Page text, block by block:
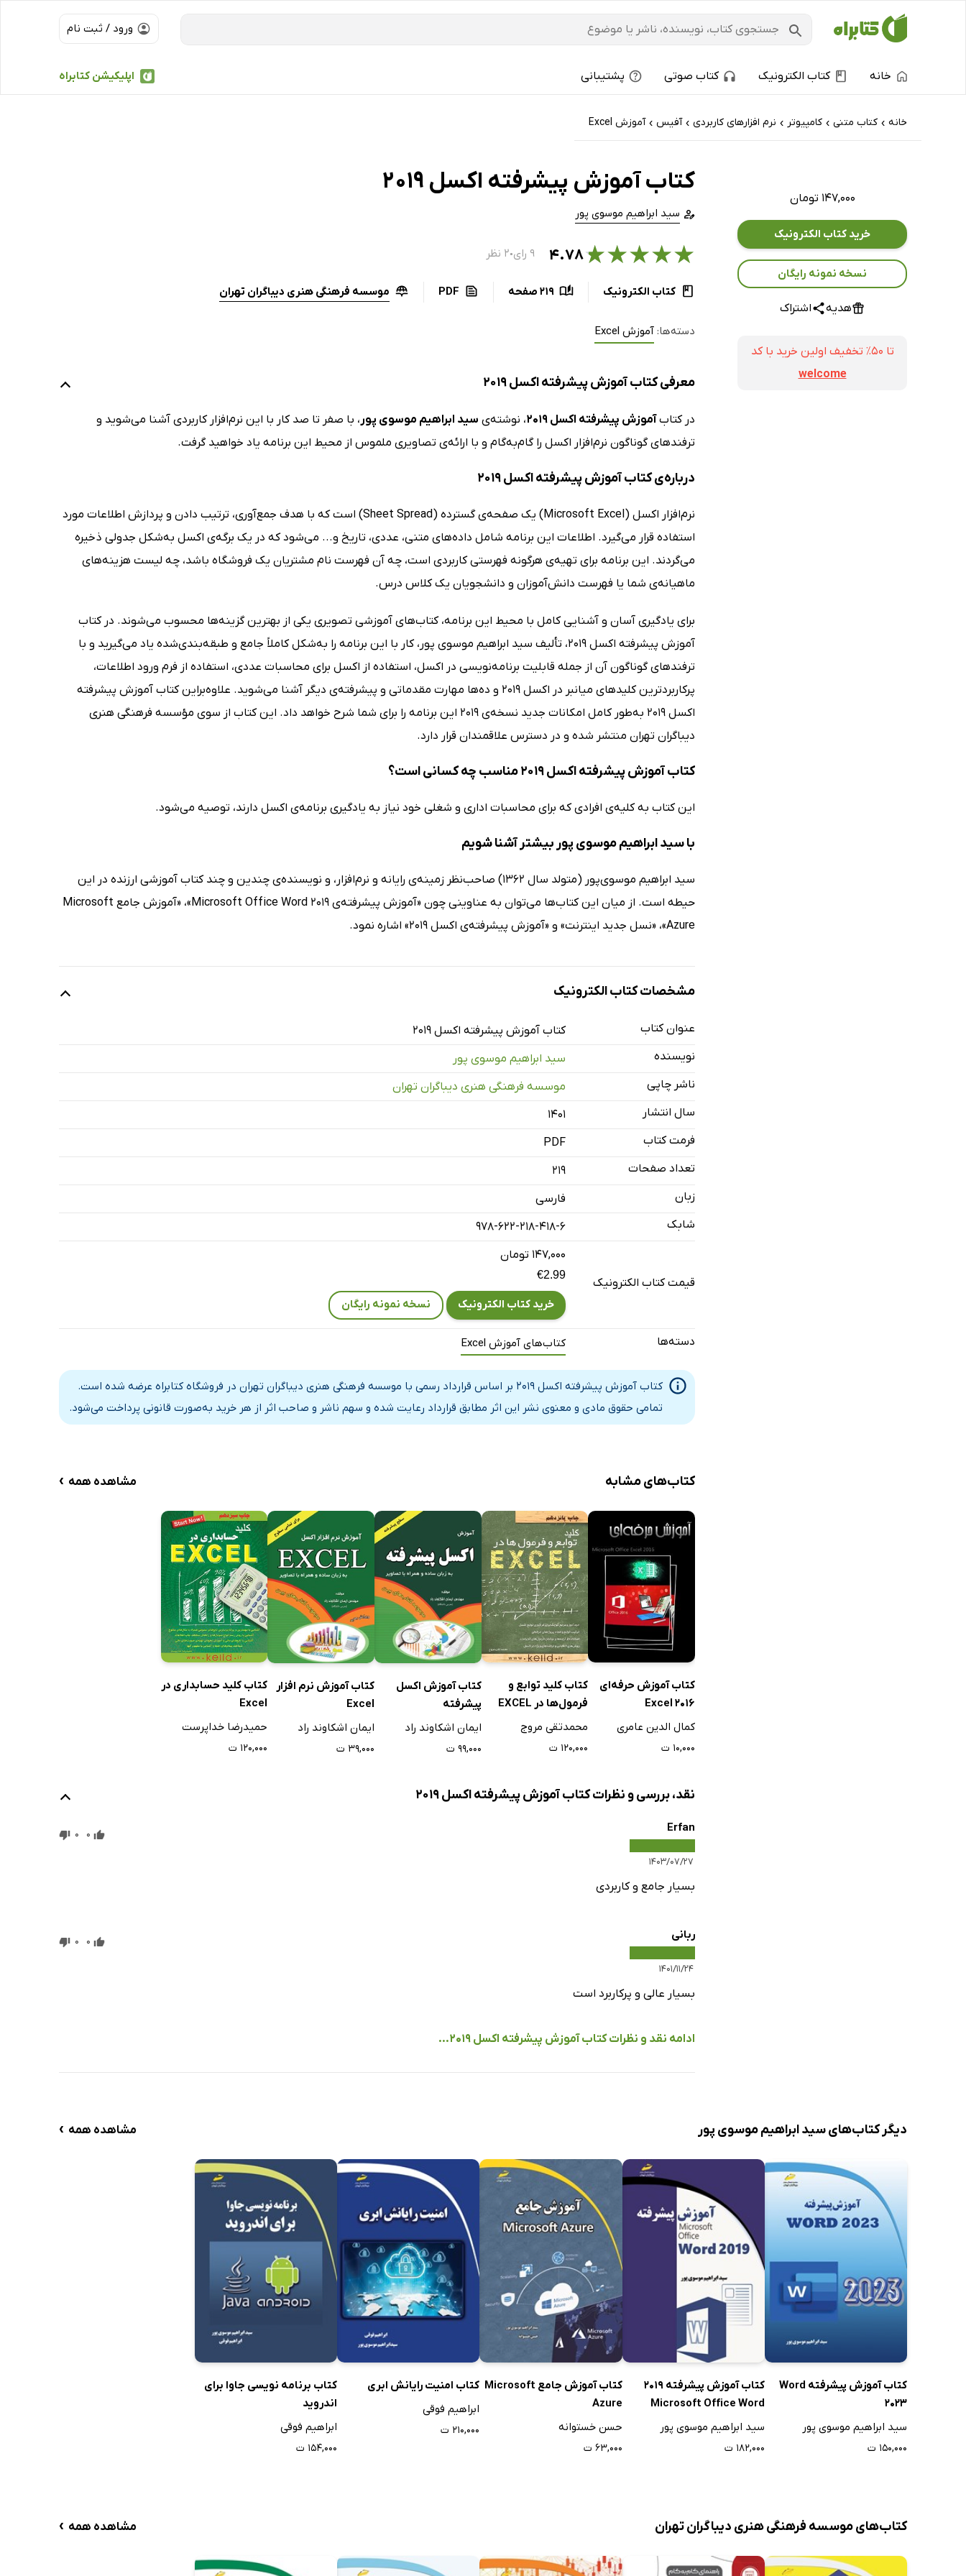
ورود / ثبت نام
اپلیکیشن کتابراه خانه کتاب الکترونیک کتاب صوتی پشتیبانی
خانه › کتاب‌ متنی › کامپیوتر › نرم افزارهای کاربردی › آفیس › آموزش Excel
۱۴۷,۰۰۰ تومان
خرید کتاب الکترونیک
نسخه نمونه رایگان
هدیه اشتراک
تا ۵۰٪ تخفیف اولین خرید با کد
welcome
کتاب آموزش پیشرفته اکسل 2019
سید ابراهیم موسوی پور
★
★
★
★
★۴.۷۸ ۹ رای ● ۲ نظر
کتاب الکترونیک 219 صفحه PDF موسسه فرهنگی هنری دیباگران تهران
دسته‌ها: آموزش Excel
معرفی کتاب آموزش پیشرفته اکسل 2019
در کتابآموزش پیشرفته اکسل 2019 ، نوشته‌ی سید ابراهیم موسوی پور، با صفر تا صد کار با این نرم‌افزار کاربردی آشنا می‌شوید و
ترفندهای گوناگون نرم‌افزار اکسل را گام‌به‌گام و با ارائه‌ی تصاویری ملموس از محیط این برنامه یاد خواهید گرفت.
درباره‌ی کتاب آموزش پیشرفته اکسل 2019
نرم‌افزار اکسل (Microsoft Excel) یک صفحه‌ی گسترده (Sheet Spread) است که با هدف جمع‌آوری، ترتیب دادن و پردازش اطلاعات مورد
استفاده قرار می‌گیرد. اطلاعات این برنامه شامل داده‌های متنی، عددی، تاریخ و... می‌شود که در یک برگه‌ی اکسل به‌شکل جدولی ذخیره
می‌گردند. این برنامه برای تهیه‌ی هرگونه فهرستی کاربردی است، چه آن فهرست نام مشتریان یک فروشگاه باشد، چه لیست هزینه‌های
ماهیانه‌ی شما یا فهرست دانش‌آموزان و دانشجویان یک کلاس درس.
برای یادگیری آسان و آشنایی کامل با محیط این برنامه، کتاب‌های آموزشی تصویری یکی از بهترین گزینه‌ها محسوب می‌شوند. در کتاب
آموزش پیشرفته اکسل 2019، تألیف سید ابراهیم موسوی پور، کار با این برنامه را به‌شکل کاملاً جامع و طبقه‌بندی‌شده یاد می‌گیرید و با
ترفندهای گوناگون آن از جمله قابلیت برنامه‌نویسی در اکسل، استفاده از اکسل برای محاسبات عددی، استفاده از فرم ورود اطلاعات،
پرکاربردترین کلیدهای میانبر در اکسل 2019 و ده‌ها مهارت مقدماتی و پیشرفته‌ی دیگر آشنا می‌شوید. علاوه‌براین کتاب آموزش پیشرفته
اکسل 2019 به‌طور کامل امکانات جدید نسخه‌ی 2019 این برنامه را برای شما شرح خواهد داد. این کتاب از سوی مؤسسه فرهنگی هنری
دیباگران تهران منتشر شده و در دسترس علاقمندان قرار دارد.
کتاب آموزش پیشرفته اکسل 2019 مناسب چه کسانی است؟
این کتاب به کلیه‌ی افرادی که برای محاسبات اداری و شغلی خود نیاز به یادگیری برنامه‌ی اکسل دارند، توصیه می‌شود.
با سید ابراهیم موسوی پور بیشتر آشنا شویم
سید ابراهیم موسوی‌پور (متولد سال 1362) صاحب‌نظر زمینه‌ی رایانه و نرم‌افزار، و نویسنده‌ی چندین و چند کتاب آموزشی ارزنده در این
حیطه است. از میان این کتاب‌ها می‌توان به عناوینی چون «آموزش پیشرفته‌ی 2019 Microsoft Office Word»، «آموزش جامع Microsoft
Azure»، «نسل جدید اینترنت» و «آموزش پیشرفته‌ی اکسل 2019» اشاره نمود.
مشخصات کتاب الکترونیک
عنوان کتاب
کتاب آموزش پیشرفته اکسل 2019
نویسنده
سید ابراهیم موسوی پور
ناشر چاپی
موسسه فرهنگی هنری دیباگران تهران
سال انتشار
۱۴۰۱
فرمت کتاب
PDF
تعداد صفحات
219
زبان
فارسی
شابک
978-622-218-418-6
قیمت کتاب الکترونیک
۱۴۷,۰۰۰ تومان
€2.99
خرید کتاب الکترونیک نسخه نمونه رایگان
دسته‌ها کتاب‌های آموزش Excel
کتاب آموزش پیشرفته اکسل 2019 بر اساس قرارداد رسمی با موسسه فرهنگی هنری دیباگران تهران در فروشگاه کتابراه عرضه شده است.
تمامی حقوق مادی و معنوی نشر این اثر مطابق قرارداد رعایت شده و سهم ناشر و صاحب اثر از هر خرید به‌صورت قانونی پرداخت می‌شود.
کتاب‌های مشابه مشاهده همه ›
کتاب آموزش حرفه‌ای
Excel 2016
کمال الدین عامری
۱۰,۰۰۰ ت
کتاب کلید توابع و
فرمول‌ها در EXCEL
محمدتقی مروج
۱۲۰,۰۰۰ ت
کتاب آموزش اکسل
پیشرفته
ایمان اشکاوند راد
۹۹,۰۰۰ ت
کتاب آموزش نرم افزار
Excel
ایمان اشکاوند راد
۳۹,۰۰۰ ت
کتاب کلید حسابداری در
Excel
حمیدرضا خداپرست
۱۲۰,۰۰۰ ت
نقد، بررسی و نظرات کتاب آموزش پیشرفته اکسل 2019
Erfan
۱۴۰۳/۰۷/۲۷
0
0
بسیار جامع و کاربردی
ربانی
۱۴۰۱/۱۱/۲۴
0
0
بسیار عالی و پرکاربرد است
ادامه نقد و نظرات کتاب آموزش پیشرفته اکسل 2019...
دیگر کتاب‌های سید ابراهیم موسوی پور مشاهده همه ›
کتاب آموزش پیشرفته Word
2023
سید ابراهیم موسوی پور
۱۵۰,۰۰۰ ت
کتاب آموزش پیشرفته 2019
Microsoft Office Word
سید ابراهیم موسوی پور
۱۸۲,۰۰۰ ت
کتاب آموزش جامع Microsoft
Azure
حسن خستوانه
۶۳,۰۰۰ ت
کتاب امنیت رایانش ابری
ابراهیم فوقی
۲۱۰,۰۰۰ ت
کتاب برنامه نویسی جاوا برای
اندروید
ابراهیم فوقی
۱۵۴,۰۰۰ ت
کتاب‌های موسسه فرهنگی هنری دیباگران تهران مشاهده همه ›